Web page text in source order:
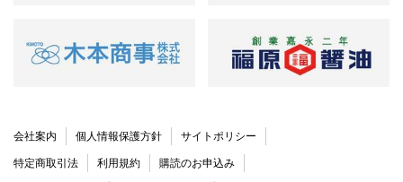
会社案内 個人情報保護方針 サイトポリシー
特定商取引法 利用規約 購読のお申込み